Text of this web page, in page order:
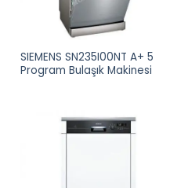
SIEMENS SN235I00NT A+ 5
Program Bulaşık Makinesi